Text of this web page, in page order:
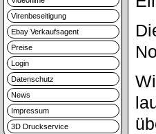
Virenbeseitigung
Ebay Verkaufsagent
Preise
Login
Datenschutz
News
Impressum
3D Druckservice